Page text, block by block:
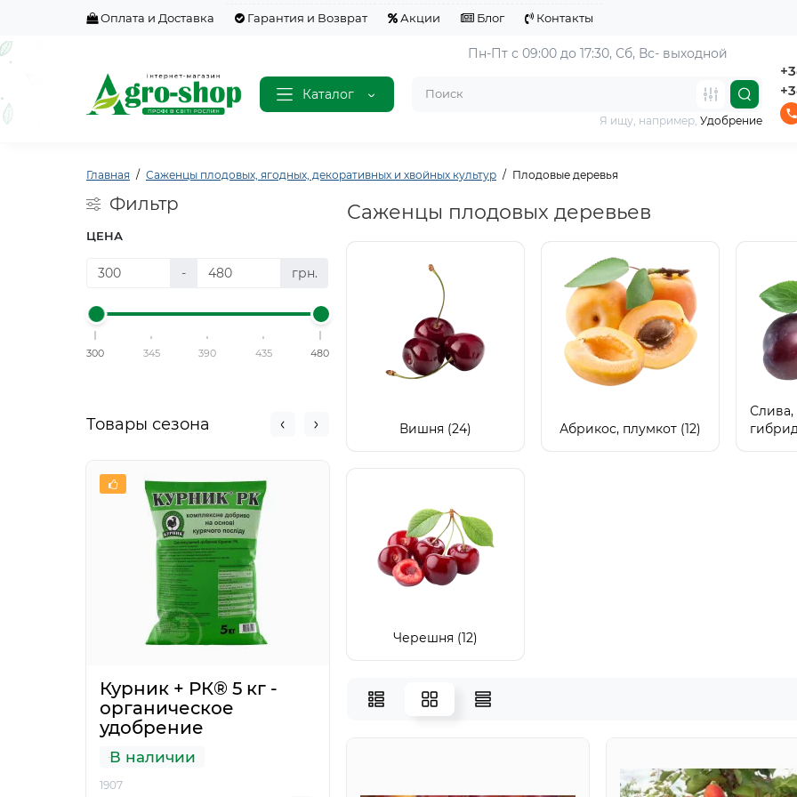
Оплата и Доставка Гарантия и Возврат Акции Блог Контакты
Каталог
Пн-Пт с 09:00 до 17:30, Сб, Вс- выходной
Я ищу, например, Удобрение
Главная Саженцы плодовых, ягодных, декоративных и хвойных культур Плодовые деревья
Фильтр
ЦЕНА
- грн.
300 345 390 435 480
Товары сезона
Курник + РК® 5 кг -
органическое
удобрение
В наличии
1907
Инсектоакарицид
Зимовит® - 1 л
5697
Саженцы плодовых деревьев
Вишня (24) Абрикос, плумкот (12)
Слива,
Черешня (12)